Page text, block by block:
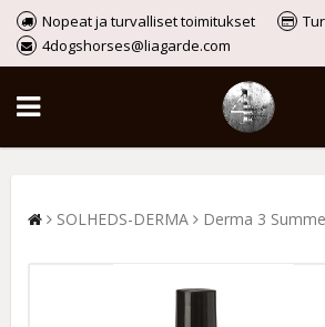
Nopeat ja turvalliset toimitukset
4dogshorses@liagarde.com
SOLHEDS-DERMA Derma 3